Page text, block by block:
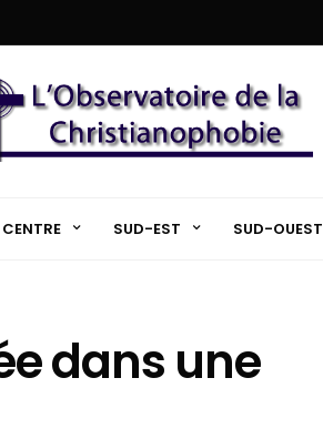
CENTRE SUD-EST SUD-OUEST
dans une